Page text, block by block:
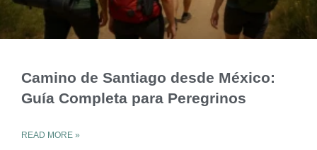
Camino de Santiago desde México:
Guía Completa para Peregrinos
READ MORE »